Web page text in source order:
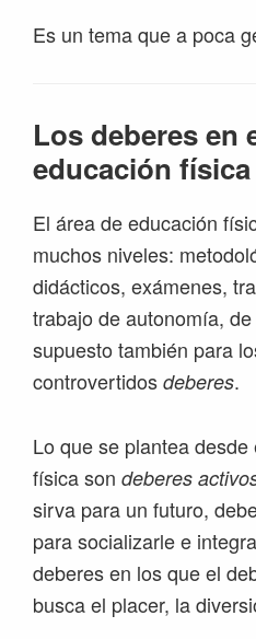
Es un tema que a poca
Los deberes en
educación física
El área de educación
muchos niveles:
didácticos, exámenes,
trabajo de autonomía,
supuesto también para
controvertidos deberes.
Lo que se plantea
física son deberes
sirva para un futuro,
para socializarle e
deberes en los que el
busca el placer, la